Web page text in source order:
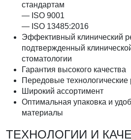
стандартам
— ISO 9001
— ISO 13485:2016
Эффективный клинический
подтвержденный
стоматологии
Гарантия высокого качества
Передовые технологические
Широкий ассортимент
Оптимальная упаковка и
материалы
ТЕХНОЛОГИИ И